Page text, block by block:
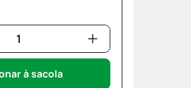
à sacola